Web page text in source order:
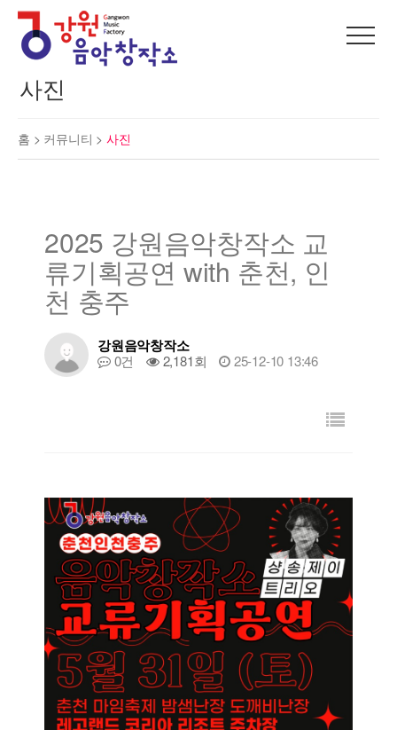
사진
홈 > 커뮤니티 > 사진
2025 강원음악창작소 교
류기획공연 with 춘천, 인
천 충주
강원음악창작소
0건 2,181회 25-12-10 13:46